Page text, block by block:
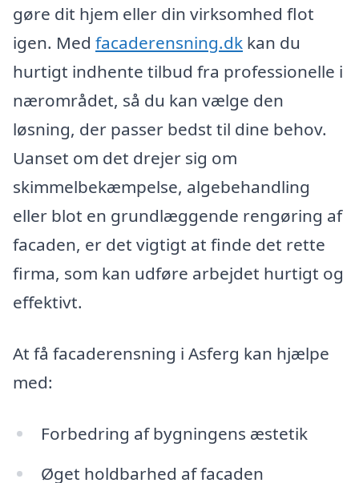
gøre dit hjem eller din virksomhed flot
igen. Med facaderensning.dk kan du
hurtigt indhente tilbud fra professionelle i
nærområdet, så du kan vælge den
løsning, der passer bedst til dine behov.
Uanset om det drejer sig om
skimmelbekæmpelse, algebehandling
eller blot en grundlæggende rengøring af
facaden, er det vigtigt at finde det rette
firma, som kan udføre arbejdet hurtigt og
effektivt.
At få facaderensning i Asferg kan hjælpe
med:
Forbedring af bygningens æstetik
Øget holdbarhed af facaden